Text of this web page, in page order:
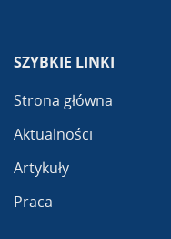
SZYBKIE LINKI
Strona główna
Aktualności
Artykuły
Praca